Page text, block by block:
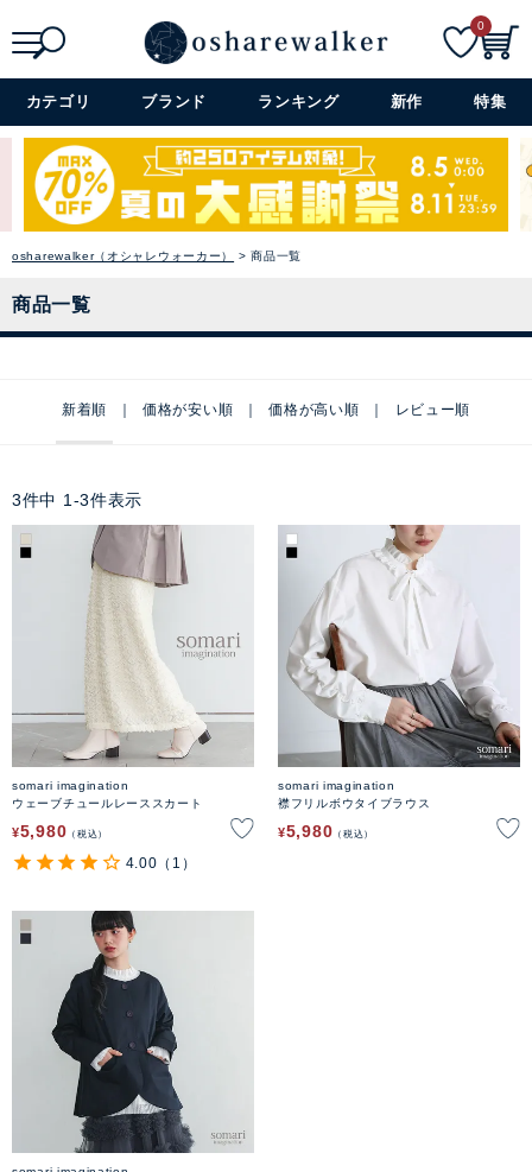
詳細検索+
0
カテゴリ ブランド ランキング 新作 特集
osharewalker（オシャレウォーカー） 商品一覧
商品一覧
新着順 価格が安い順 価格が高い順 レビュー順
3件中 1 -3件表示
somari imagination
ウェーブチュールレーススカート
¥5,980 税込
4.00 （1）
somari imagination
襟フリルボウタイブラウス
¥5,980 税込